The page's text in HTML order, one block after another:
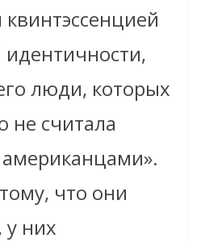
квинтэссенцией
люди, которых
не считала
что они
них